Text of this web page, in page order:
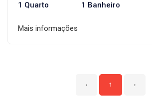
1 Quarto 1 Banheiro
Mais informações
‹ 1 ›